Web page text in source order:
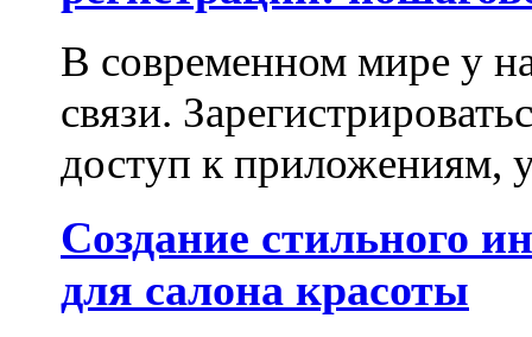
В современном мире у
связи.
доступ к приложениям,
Создание стильного
для салона красоты